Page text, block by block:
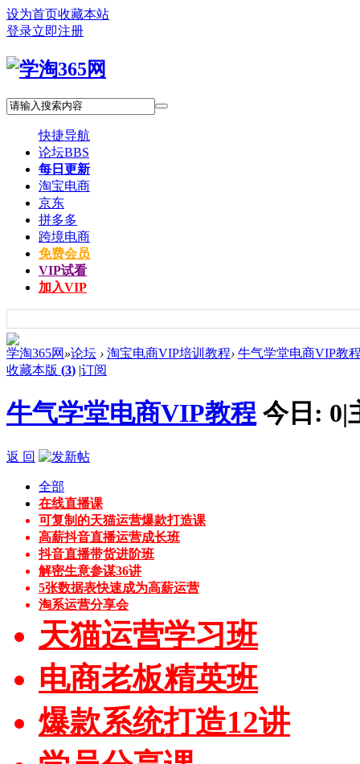
设为首页收藏本站
登录立即注册
快捷导航
论坛BBS
每日更新
淘宝电商
京东
拼多多
跨境电商
免费会员
VIP试看
加入VIP
学淘365网 »论坛 › 淘宝电商VIP培训教程› 牛气学堂电商VIP教
收藏本版 (3) |订阅
牛气学堂电商VIP教程 今日: 0|
返 回
全部
在线直播课
可复制的天猫运营爆款打造课
高薪抖音直播运营成长班
抖音直播带货进阶班
解密生意参谋36讲
5张数据表快速成为高薪运营
淘系运营分享会
天猫运营学习班
电商老板精英班
爆款系统打造12讲